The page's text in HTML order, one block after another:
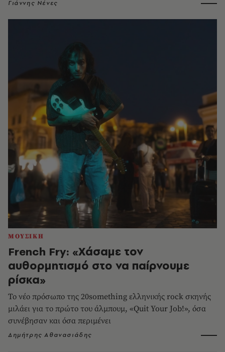
Γιάννης Νένες
ΜΟΥΣΙΚΗ
French Fry: «Χάσαμε τον
αυθορμητισμό στο να παίρνουμε
ρίσκα»
Το νέο πρόσωπο της 20something ελληνικής rock σκηνής
μιλάει για το πρώτο του άλμπουμ, «Quit Your Job!», όσα
συνέβησαν και όσα περιμένει
Δημήτρης Αθανασιάδης